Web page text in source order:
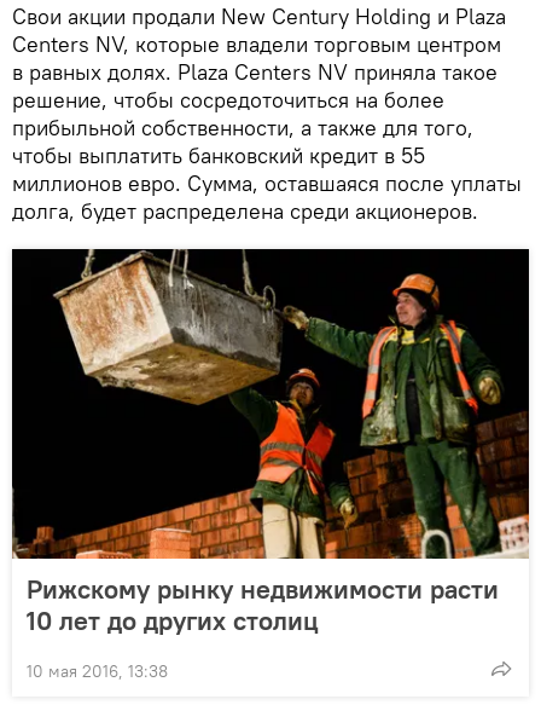
Свои акции продали New Century Holding и Plaza
Centers NV, которые владели торговым центром
в равных долях. Plaza Centers NV приняла такое
решение, чтобы сосредоточиться на более
прибыльной собственности, а также для того,
чтобы выплатить банковский кредит в 55
миллионов евро. Сумма, оставшаяся после уплаты
долга, будет распределена среди акционеров.
Рижскому рынку недвижимости расти
10 лет до других столиц
10 мая 2016, 13:38